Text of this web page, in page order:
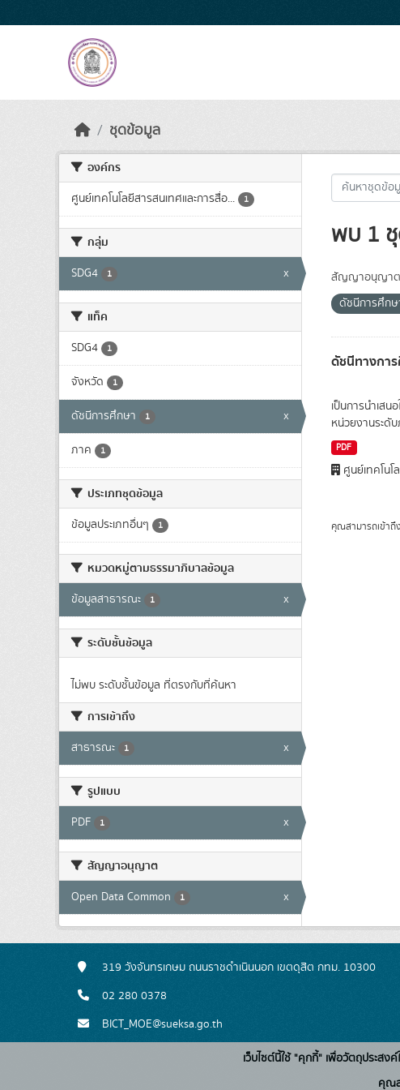
ชุดข้อมูล
องค์กร
ศูนย์เทคโนโลยีสารสนเทศและการสื่อ... 1
กลุ่ม
SDG4 1 x
แท็ค
SDG4 1
จังหวัด 1
ดัชนีการศึกษา 1 x
ภาค 1
ประเภทชุดข้อมูล
ข้อมูลประเภทอื่นๆ 1
หมวดหมู่ตามธรรมาภิบาลข้อมูล
ข้อมูลสาธารณะ 1 x
ระดับชั้นข้อมูล
ไม่พบ ระดับชั้นข้อมูล ที่ตรงกับที่ค้นหา
การเข้าถึง
สาธารณะ 1 x
รูปแบบ
PDF 1 x
สัญญาอนุญาต
Open Data Common 1 x
พบ 1
สัญญาอนุญา
ดัชนีการศึกษ
ดัชนีทางกา
เป็นการนำเส
หน่วยงานระดั
PDF
ศูนย์เทคโนโ
คุณสามารถเข้าถึ
319 วังจันทรเกษม ถนนราชดำเนินนอก เขตดุสิต กทม. 10300
02 280 0378
BICT_MOE@sueksa.go.th
เว็บไซต์นี้ใช้ "คุกกี้" เพื่อวัตถุประส
คุณ